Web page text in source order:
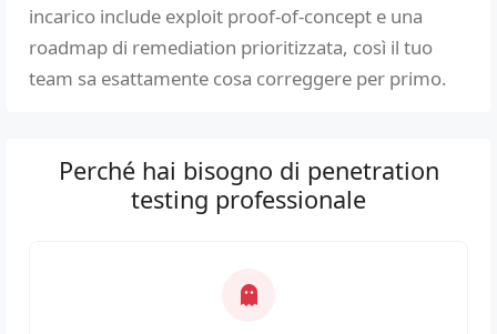
incarico include exploit proof-of-concept e una
roadmap di remediation prioritizzata, così il tuo
team sa esattamente cosa correggere per primo.
Perché hai bisogno di penetration
testing professionale